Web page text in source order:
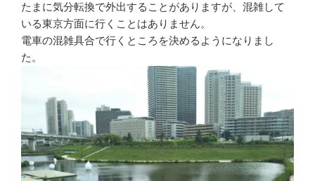
たまに気分転換で外出することがありますが、混雑して
いる東京方面に行くことはありません。
電車の混雑具合で行くところを決めるようになりまし
た。